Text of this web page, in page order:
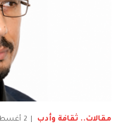
مقالات.. ثقافة وأدب 2 أغسطس 2026